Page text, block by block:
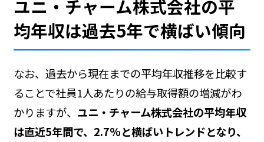
ユニ・チャーム株式会社の平
均年収は過去5年で横ばい傾向
なお、過去から現在までの平均年収推移を比較す
ることで社員1人あたりの給与取得額の増減がわ
かりますが、 ユニ・チャーム株式会社の平均年収
は直近5年間で、2.7%と横ばいトレンドとなり、